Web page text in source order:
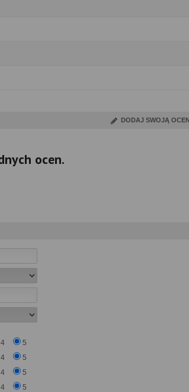
DODAJ SWOJĄ
ocen.
4 5
4 5
4 5
4 5